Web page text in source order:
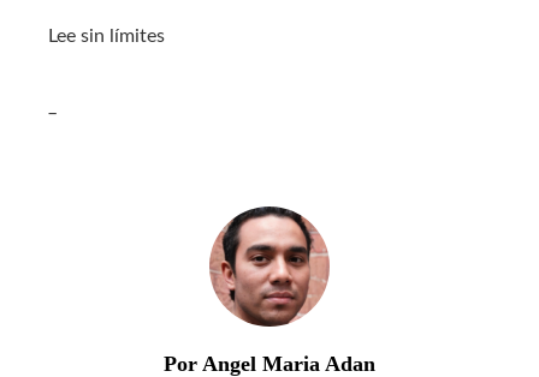
Lee sin límites
Por Angel Maria Adan